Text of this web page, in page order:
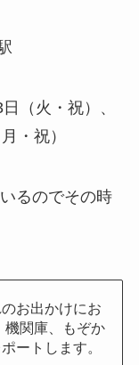
（火・祝）、
・祝）
るのでその時
お出かけにお
機関庫、もぞか
ートします。